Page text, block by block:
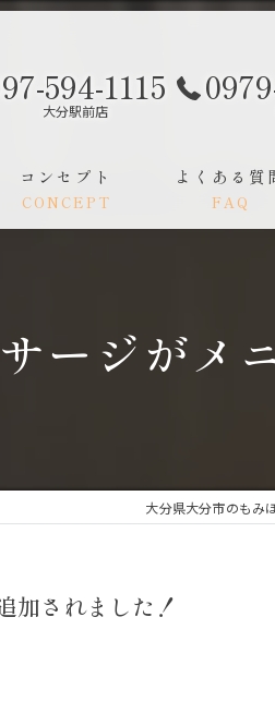
594-1115
大分駅前店
コンセプト
CONCEPT
よくある質
FAQ
ージがメ
大分県大分市のもみ
加されました！